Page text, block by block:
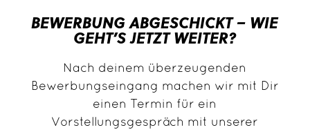
BEWERBUNG ABGESCHICKT – WIE
GEHT’S JETZT WEITER?
Nach deinem überzeugenden
Bewerbungseingang machen wir mit Dir
einen Termin für ein
Vorstellungsgespräch mit unserer